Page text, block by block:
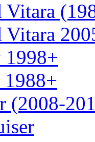
Vitara
Vitara
1998+
(2008-